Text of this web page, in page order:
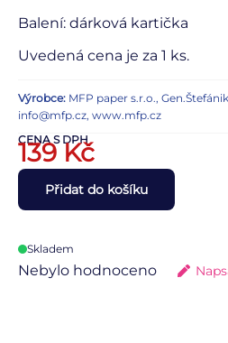
Balení: dárková kartička
Uvedená cena je za 1 ks.
Výrobce: MFP paper s.r.o.,
info@mfp.cz, www.mfp.cz
CENA S DPH
139Kč
Přidat do košíku
Skladem
Nebylo hodnoceno